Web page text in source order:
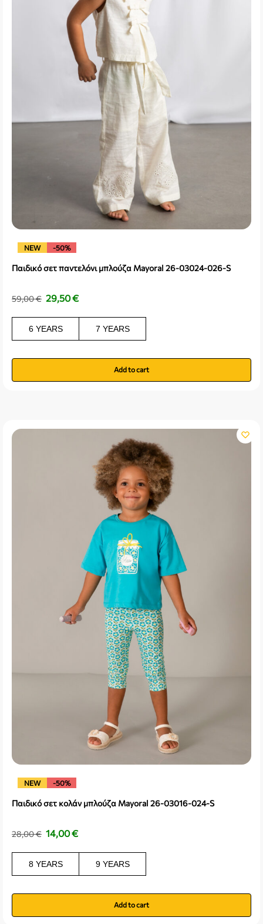
NEW -50%
Παιδικό σετ παντελόνι μπλούζα Mayoral 26-03024-026-S
59,00€ 29,50€
6 YEARS 7 YEARS
Add to cart
NEW -50%
Παιδικό σετ κολάν μπλούζα Mayoral 26-03016-024-S
28,00€ 14,00€
8 YEARS 9 YEARS
Add to cart